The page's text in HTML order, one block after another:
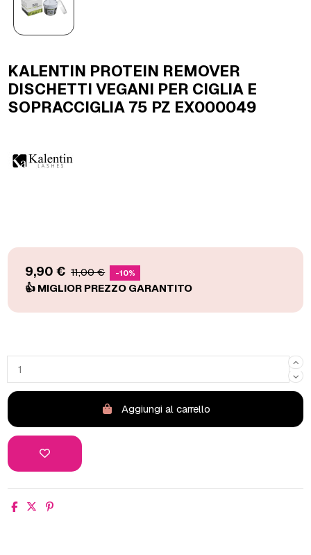
KALENTIN PROTEIN REMOVER
DISCHETTI VEGANI PER CIGLIA E
SOPRACCIGLIA 75 PZ EX000049
9,90 € 11,00 € -10%
Aggiungi al carrello